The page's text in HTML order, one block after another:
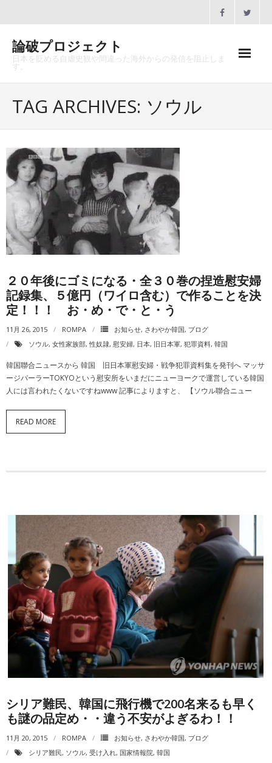
論破プロジェクト
日本を貶める自虐史観や間違った海外からの発信を阻止しま
す。
沿革
メディア掲載
協賛のお願い
講演会一覧
お問合せ
動画一覧
TAG ARCHIVES: ソウル
２０年後にゴミになる・全３０巻の捏造慰安婦
記録集、５億円（ワイロ含む）で作ることを決
定！！！ お・め・で・と・う
11月 26, 2015 ROMPA お知らせ, さわやか韓国, ブログ
ソウル, 女性家族部,性奴隷, 慰安婦, 日本, 旧日本軍, 犯罪資料, 韓国
韓国聯合ニュースから 韓国 旧日本軍慰安婦・戦争犯罪資料集を発刊へ マッサ
ージパーラーTOKYOという慰安所をいまだにニューヨークで運営している韓国
人には言われたくないですねwww 記事によりますと、 【ソウル聯合ニュー
READ MORE
シリア難民、韓国に飛行機で200名来るも早く
も謎の品定め・・違う不安がよぎるわ！！
11月 20, 2015 ROMPA お知らせ, さわやか韓国, ブログ
シリア難民, ソウル, 受け入れ, 国家情報院, 韓国